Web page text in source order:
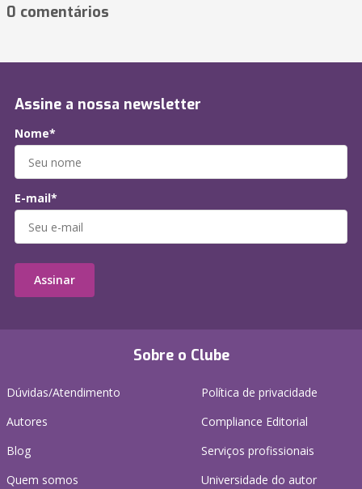
0 comentários
Sobre o Clube
Dúvidas/Atendimento
Autores
Blog
Quem somos
Política de privacidade
Compliance Editorial
Serviços profissionais
Universidade do autor
Assine a nossa newsletter
Nome*
E-mail*
Assinar